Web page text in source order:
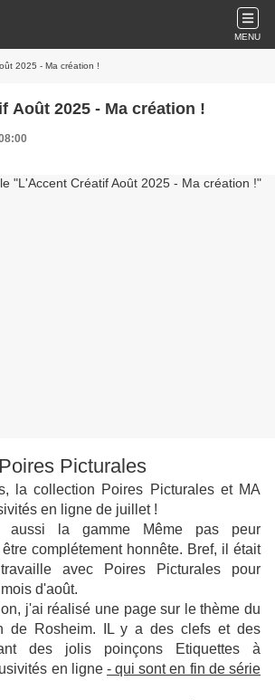
MENU
2025 - Ma création !
Août 2025 - Ma création !
Poires Picturales
la collection Poires Picturales et MA
en ligne de juillet !
aussi la gamme Même pas peur
complétement honnête. Bref, il était
avec Poires Picturales pour
d'août.
j'ai réalisé une page sur le thème du
de Rosheim. IL y a des clefs et des
des jolis poinçons Etiquettes à
en ligne - qui sont en fin de série